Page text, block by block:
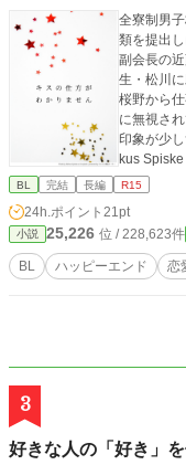
全寮制男
類を提出
副会長の
生・松川
桜野から
に無視さ
印象が少
kus
様
BL 完結 長編 R15
24h.ポイント 21pt
小説 25,226 位 / 228,623件
BL ハッピーエンド 恋
3
好きな人の「好き」